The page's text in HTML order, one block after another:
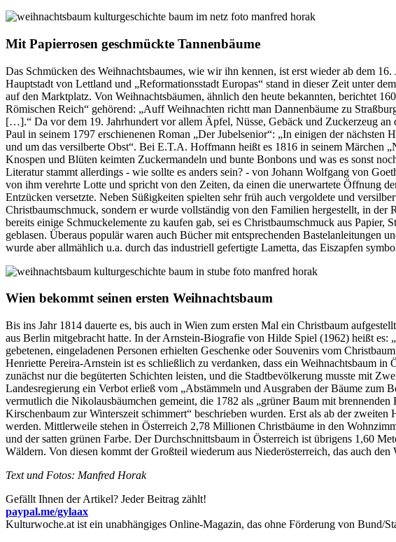
Mit Papierrosen geschmückte Tannenbäume
Das Schmücken des Weihnachtsbaumes, wie wir ihn kennen, ist erst wieder ab dem
Hauptstadt von Lettland und „Reformationsstadt Europas“ stand in dieser Zeit unter
auf den Marktplatz. Von Weihnachtsbäumen, ähnlich den heute bekannten, berichtet
Römischen Reich“ gehörend: „Auff Weihnachten richtt man Dannenbäume zu
[…].“ Da vor dem 19. Jahrhundert vor allem Äpfel, Nüsse, Gebäck und Zuckerzeug an
Paul in seinem 1797 erschienenen Roman „Der Jubelsenior“: „In einigen der
und um das versilberte Obst“. Bei E.T.A. Hoffmann heißt es 1816 in seinem
Knospen und Blüten keimten Zuckermandeln und bunte Bonbons und was es sonst
Literatur stammt allerdings - wie sollte es anders sein? - von Johann Wolfgang von
von ihm verehrte Lotte und spricht von den Zeiten, da einen die unerwartete Öffnung
Entzücken versetzte. Neben Süßigkeiten spielten sehr früh auch vergoldete und
Christbaumschmuck, sondern er wurde vollständig von den Familien hergestellt, in der
bereits einige Schmuckelemente zu kaufen gab, sei es Christbaumschmuck aus
geblasen. Überaus populär waren auch Bücher mit entsprechenden Bastelanleitungen
wurde aber allmählich u.a. durch das industriell gefertigte Lametta, das Eiszapfen
Wien bekommt seinen ersten Weihnachtsbaum
Bis ins Jahr 1814 dauerte es, bis auch in Wien zum ersten Mal ein Christbaum
aus Berlin mitgebracht hatte. In der Arnstein-Biografie von Hilde Spiel (1962) heißt
gebetenen, eingeladenen Personen erhielten Geschenke oder Souvenirs vom
Henriette Pereira-Arnstein ist es schließlich zu verdanken, dass ein Weihnachtsbaum
zunächst nur die begüterten Schichten leisten, und die Stadtbevölkerung musste mit
Landesregierung ein Verbot erließ vom „Abstämmeln und Ausgraben der Bäume zum
vermutlich die Nikolausbäumchen gemeint, die 1782 als „grüner Baum mit
Kirschenbaum zur Winterszeit schimmert“ beschrieben wurden. Erst als ab der
werden. Mittlerweile stehen in Österreich 2,78 Millionen Christbäume in den
und der satten grünen Farbe. Der Durchschnittsbaum in Österreich ist übrigens 1,60
Wäldern. Von diesen kommt der Großteil wiederum aus Niederösterreich, das auch den
Text und Fotos: Manfred Horak
Gefällt Ihnen der Artikel? Jeder Beitrag zählt!
paypal.me/gylaax
Kulturwoche.at ist ein unabhängiges Online-Magazin, das ohne Förderung von Bund/